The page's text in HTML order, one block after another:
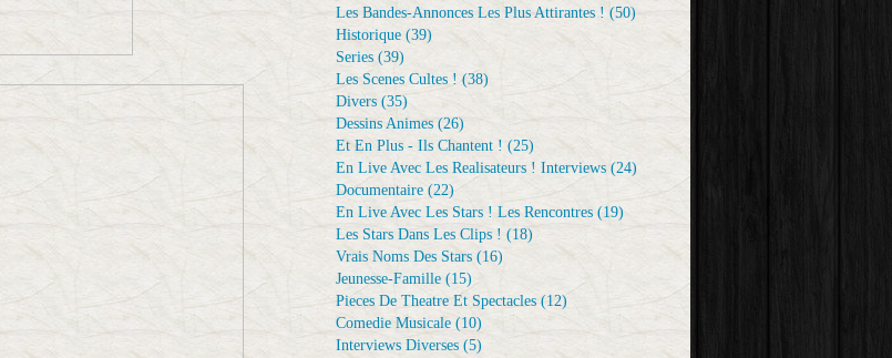
Les Bandes-Annonces Les Plus Attirantes ! (50)
Historique (39)
Series (39)
Les Scenes Cultes ! (38)
Divers (35)
Dessins Animes (26)
Et En Plus - Ils Chantent ! (25)
En Live Avec Les Realisateurs ! Interviews (24)
Documentaire (22)
En Live Avec Les Stars ! Les Rencontres (19)
Les Stars Dans Les Clips ! (18)
Vrais Noms Des Stars (16)
Jeunesse-Famille (15)
Pieces De Theatre Et Spectacles (12)
Comedie Musicale (10)
Interviews Diverses (5)